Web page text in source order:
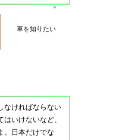
車を知りたい
なければならない
いけないなど、
。日本だけでな